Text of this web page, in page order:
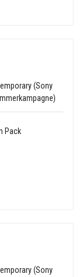
(Sony
Pack
(Sony